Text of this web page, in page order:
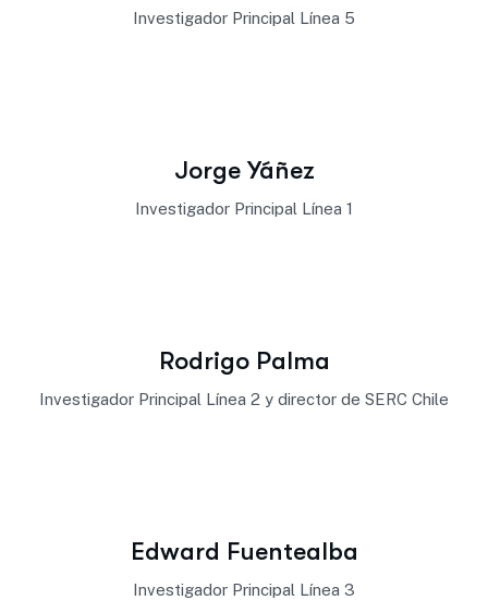
Investigador Principal Línea 5
Jorge Yáñez
Investigador Principal Línea 1
Rodrigo Palma
Investigador Principal Línea 2 y director de SERC Chile
Edward Fuentealba
Investigador Principal Línea 3